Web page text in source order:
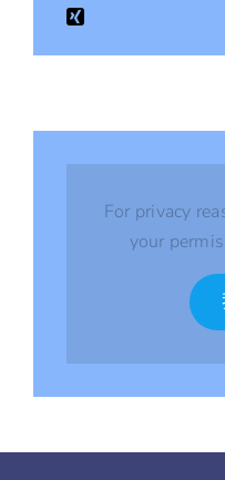
考
For privacy
your